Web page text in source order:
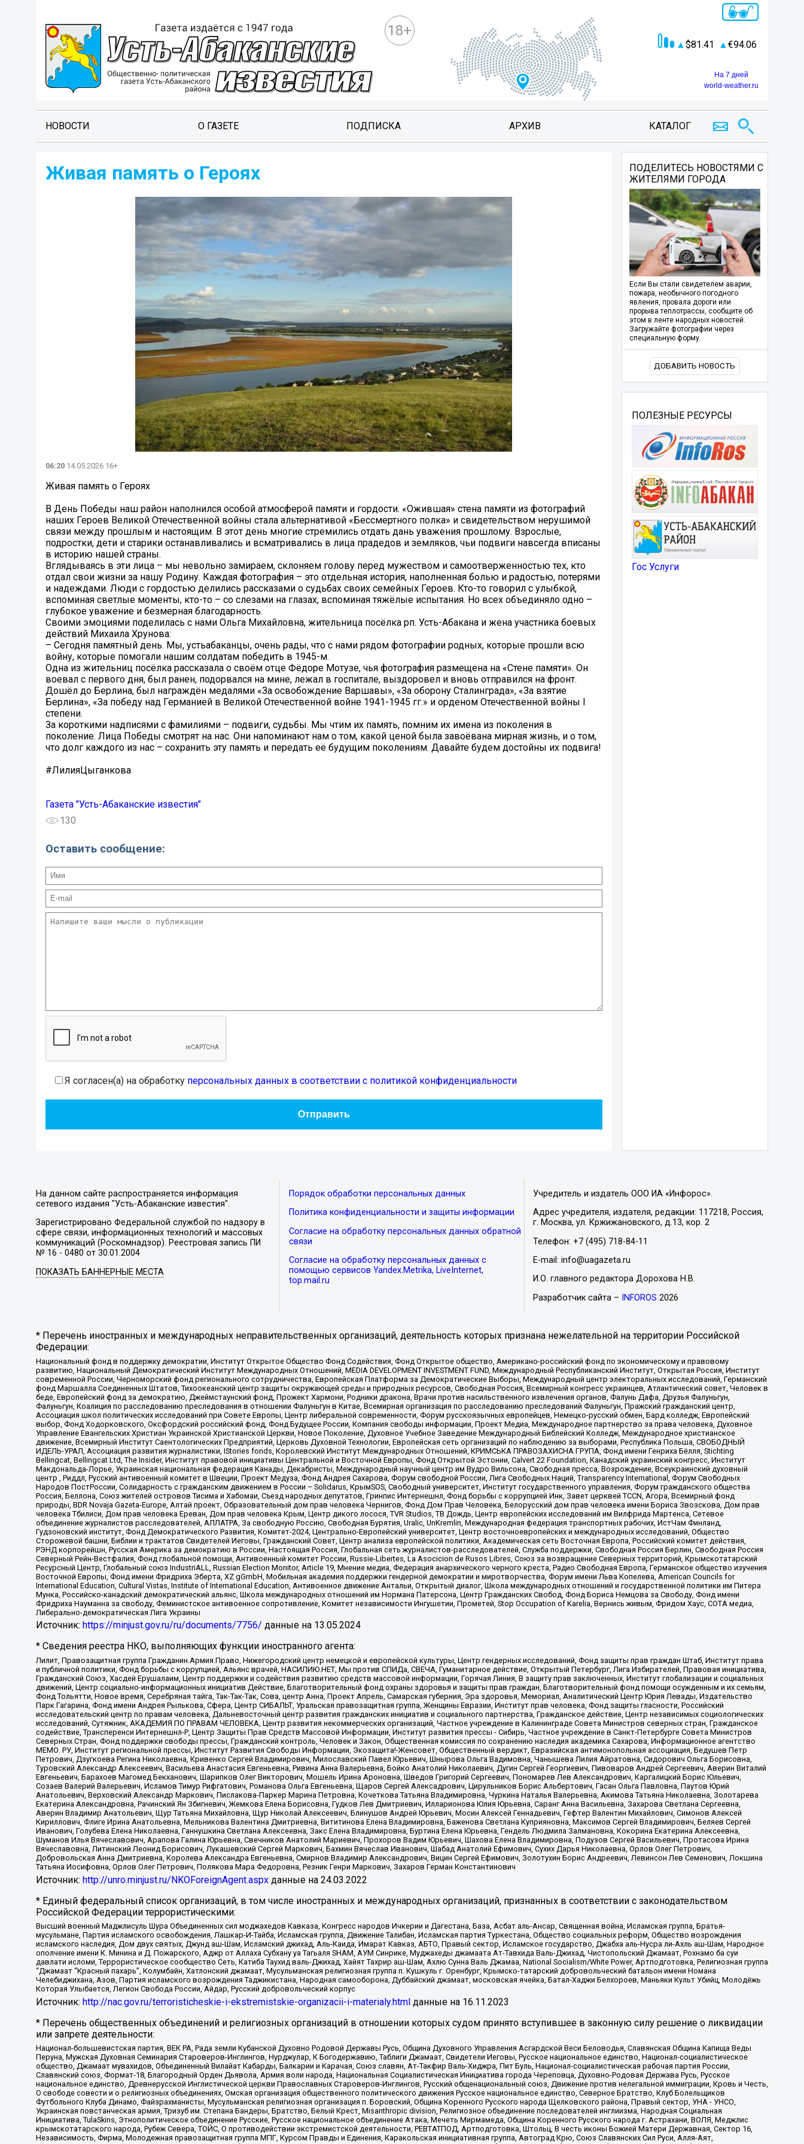
18+
81.41 94.06
На 7 дней
world-weather.ru
НОВОСТИ О ГАЗЕТЕ ПОДПИСКА АРХИВ КАТАЛОГ
Живая память о Героях
06:20 14.05.2026 16+
Живая память о Героях
В День Победы наш район наполнился особой атмосферой памяти и гордости. «Ожившая» стена памяти из фотографий
наших Героев Великой Отечественной войны стала альтернативой «Бессмертного полка» и свидетельством нерушимой
связи между прошлым и настоящим. В этот день многие стремились отдать дань уважения прошлому. Взрослые,
подростки, дети и старики останавливались и всматривались в лица прадедов и земляков, чьи подвиги навсегда вписаны
в историю нашей страны.
Вглядываясь в эти лица – мы невольно замираем, склоняем голову перед мужеством и самоотверженностью тех, кто
отдал свои жизни за нашу Родину. Каждая фотография – это отдельная история, наполненная болью и радостью, потерями
и надеждами. Люди с гордостью делились рассказами о судьбах своих семейных Героев. Кто-то говорил с улыбкой,
вспоминая светлые моменты, кто-то – со слезами на глазах, вспоминая тяжёлые испытания. Но всех объединяло одно –
глубокое уважение и безмерная благодарность.
Своими эмоциями поделилась с нами Ольга Михайловна, жительница посёлка рп. Усть-Абакана и жена участника боевых
действий Михаила Хрунова:
– Сегодня памятный день. Мы, устьабаканцы, очень рады, что с нами рядом фотографии родных, которые прошли всю
войну, которые помогали нашим солдатам победить в 1945-м.
Одна из жительниц посёлка рассказала о своём отце Фёдоре Мотузе, чья фотография размещена на «Стене памяти». Он
воевал с первого дня, был ранен, подорвался на мине, лежал в госпитале, выздоровел и вновь отправился на фронт.
Дошёл до Берлина, был награждён медалями «За освобождение Варшавы», «За оборону Сталинграда», «За взятие
Берлина», «За победу над Германией в Великой Отечественной войне 1941-1945 гг.» и орденом Отечественной войны I
степени.
За короткими надписями с фамилиями – подвиги, судьбы. Мы чтим их память, помним их имена из поколения в
поколение. Лица Победы смотрят на нас. Они напоминают нам о том, какой ценой была завоёвана мирная жизнь, и о том,
что долг каждого из нас – сохранить эту память и передать её будущим поколениям. Давайте будем достойны их подвига!
#ЛилияЦыганкова
Газета "Усть-Абаканские известия"
130
Оставить сообщение:
Я согласен(а) на обработку персональных данных в соответствии с политикой конфиденциальности
ПОДЕЛИТЕСЬ НОВОСТЯМИ С
ЖИТЕЛЯМИ ГОРОДА
Если Вы стали свидетелем аварии,
пожара, необычного погодного
явления, провала дороги или
прорыва теплотрассы, сообщите об
этом в ленте народных новостей.
Загружайте фотографии через
специальную форму.
ДОБАВИТЬ НОВОСТЬ
ПОЛЕЗНЫЕ РЕСУРСЫ
Гос Услуги
На данном сайте распространяется информация
сетевого издания "Усть-Абаканские известия".
Зарегистрировано Федеральной службой по надзору в
сфере связи, информационных технологий и массовых
коммуникаций (Роскомнадзор). Реестровая запись ПИ
№ 16 - 0480 от 30.01.2004
ПОКАЗАТЬ БАННЕРНЫЕ МЕСТА
Порядок обработки персональных данных
Политика конфиденциальности и защиты информации
Согласие на обработку персональных данных обратной
связи
Согласие на обработку персональных данных с
помощью сервисов Yandex.Metrika, LiveInternet,
top.mail.ru
Учредитель и издатель ООО ИА «Инфорос».
Адрес учредителя, издателя, редакции: 117218, Россия,
г. Москва, ул. Кржижановского, д.13, кор. 2
Телефон: +7 (495) 718-84-11
E-mail: info@uagazeta.ru
И.О. главного редактора Дорохова Н.В.
Разработчик сайта –
INFOROS 2026
* Перечень иностранных и международных неправительственных организаций, деятельность которых признана нежелательной на территории Российской
Федерации:
Национальный фонд в поддержку демократии, Институт Открытое Общество Фонд Содействия, Фонд Открытое общество, Американо-российский фонд по экономическому и правовому
развитию, Национальный Демократический Институт Международных Отношений, MEDIA DEVELOPMENT INVESTMENT FUND, Международный Республиканский Институт, Открытая Россия, Институт
современной России, Черноморский фонд регионального сотрудничества, Европейская Платформа за Демократические Выборы, Международный центр электоральных исследований, Германский
фонд Маршалла Соединенных Штатов, Тихоокеанский центр защиты окружающей среды и природных ресурсов, Свободная Россия, Всемирный конгресс украинцев, Атлантический совет, Человек в
беде, Европейский фонд за демократию, Джеймстаунский фонд, Прожект Хармони, Родники дракона, Врачи против насильственного извлечения органов, Фалунь Дафа, Друзья Фалуньгун,
Фалуньгун, Коалиция по расследованию преследования в отношении Фалуньгун в Китае, Всемирная организация по расследованию преследований Фалуньгун, Пражский гражданский центр,
Ассоциация школ политических исследований при Совете Европы, Центр либеральной современности, Форум русскоязычных европейцев, Немецко-русский обмен, Бард колледж, Европейский
выбор, Фонд Ходорковского, Оксфордский российский фонд, Фонд Будущее России, Компания свободы информации, Проект Медиа, Международное партнерство за права человека, Духовное
Управление Евангельских Христиан Украинской Христианской Церкви, Новое Поколение, Духовное Учебное Заведение Международный Библейский Колледж, Международное христианское
движение, Всемирный Институт Саентологических Предприятий, Церковь Духовной Технологии, Европейская сеть организаций по наблюдению за выборами, Республика Польша, СВОБОДНЫЙ
ИДЕЛЬ-УРАЛ, Ассоциация развития журналистики, IStories fonds, Королевский Институт Международных Отношений, КРИМСЬКА ПРАВОЗАХИСНА ГРУПА, Фонд имени Генриха Бёлля, Stichting
Bellingcat, Bellingcat Ltd, The Insider, Институт правовой инициативы Центральной и Восточной Европы, Фонд Открытой Эстонии, Calvert 22 Foundation, Канадский украинский конгресс, Институт
Макдональда-Лорье, Украинская национальная федерация Канады, Декабристы, Международный научный центр им Вудро Вильсона, Свободная пресса, Возрождение, Всеукраинский духовный
центр , Риддл, Русский антивоенный комитет в Швеции, Проект Медуза, Фонд Андрея Сахарова, Форум свободной России, Лига Свободных Наций, Transparеncy International, Форум Свободных
Народов ПостРоссии, Солидарность с гражданским движением в России – Solidarus, КрымSOS, Свободный университет, Институт государственного управления, Форум гражданского общества
Россия, Беллона, Союз жителей островов Тисима и Хабомаи, Съезд народных депутатов, Гринпис Интернешнл, Фонд борьбы с коррупцией Инк, Завет церквей TCCN, Агора, Всемирный фонд
природы, BDR Novaja Gazeta-Europe, Алтай проект, Образовательный дом прав человека Чернигов, Фонд Дом Прав Человека, Белорусский дом прав человека имени Бориса Звозскова, Дом прав
человека Тбилиси, Дом прав человека Ереван, Дом прав человека Крым, Центр дикого лосося, TVR Studios, ТВ Дождь, Центр европейских исследований им Вилфрида Мартенса, Сетевое
объединение журналистов расследователей, АЛЛАТРА, За свободную Россию, Свободная Бурятия, Uralic, UnKremlin, Международная федерация транспортных рабочих, ИстЧам Финланд,
Гудзоновский институт, Фонд Демократического Развития, Комитет-2024, Центрально-Европейский университет, Центр восточноевропейских и международных исследований, Общество
Сторожевой башни, Библии и трактатов Свидетелей Иеговы, Гражданский Совет, Центр анализа европейской политики, Академическая сеть Восточная Европа, Российский комитет действия,
РЭНД корпорейшн, Русская Америка за демократию в России, Настоящая Россия, Глобальная сеть журналистов-расследователей, Служба поддержки, Свободная Россия Берлин, Свободная Россия
Северный Рейн-Вестфалия, Фонд глобальной помощи, Антивоенный комитет России, Russie-Libertes, La Asocicion de Rusos Libres, Союз за возвращение Северных территорий, Крымскотатарский
Ресурсный Центр, Глобальный союз IndustriALL, Russian Election Monitor, Article 19, Мнение медиа, Федерация анархического черного креста, Радио Свободная Европа, Германское общество изучения
Восточной Европы, Фонд имени Фридриха Эберта, XZ gGmbH, Мобильная академия поддержки гендерной демократии и миротворчества, Форум имени Льва Копелева, American Councils for
International Education, Cultural Vistas, Institute of International Education, Антивоенное движение Антальи, Открытый диалог, Школа международных отношений и государственной политики им Питера
Мунка, Российско-канадский демократический альянс, Школа международных отношений им Нормана Патерсона, Центр Гражданских Свобод, Фонд Бориса Немцова за Свободу, Фонд имени
Фридриха Науманна за свободу, Феминистское антивоенное сопротивление, Комитет независимости Ингушетии, Прометей, Stop Occupation of Karelia, Вернись живым, Фридом Хаус, СОТА медиа,
Либерально-демократическая Лига Украины
Источник: https://minjust.gov.ru/ru/documents/7756/ данные на 13.05.2024
* Сведения реестра НКО, выполняющих функции иностранного агента:
Лилит, Правозащитная группа Гражданин.Армия.Право, Нижегородский центр немецкой и европейской культуры, Центр гендерных исследований, Фонд защиты прав граждан Штаб, Институт права
и публичной политики, Фонд борьбы с коррупцией, Альянс врачей, НАСИЛИЮ.НЕТ, Мы против СПИДа, СВЕЧА, Гуманитарное действие, Открытый Петербург, Лига Избирателей, Правовая инициатива,
Гражданский Союз, Хасдей Ерушалаим, Центр поддержки и содействия развитию средств массовой информации, Горячая Линия, В защиту прав заключенных, Институт глобализации и социальных
движений, Центр социально-информационных инициатив Действие, Благотворительный фонд охраны здоровья и защиты прав граждан, Благотворительный фонд помощи осужденным и их семьям,
Фонд Тольятти, Новое время, Серебряная тайга, Так-Так-Так, Сова, центр Анна, Проект Апрель, Самарская губерния, Эра здоровья, Мемориал, Аналитический Центр Юрия Левады, Издательство
Парк Гагарина, Фонд имени Андрея Рылькова, Сфера, Центр СИБАЛЬТ, Уральская правозащитная группа, Женщины Евразии, Институт прав человека, Фонд защиты гласности, Российский
исследовательский центр по правам человека, Дальневосточный центр развития гражданских инициатив и социального партнерства, Гражданское действие, Центр независимых социологических
исследований, Сутяжник, АКАДЕМИЯ ПО ПРАВАМ ЧЕЛОВЕКА, Центр развития некоммерческих организаций, Частное учреждение в Калининграде Совета Министров северных стран, Гражданское
содействие, Трансперенси Интернешнл-Р, Центр Защиты Прав Средств Массовой Информации, Институт развития прессы - Сибирь, Частное учреждение в Санкт-Петербурге Совета Министров
Северных Стран, Фонд поддержки свободы прессы, Гражданский контроль, Человек и Закон, Общественная комиссия по сохранению наследия академика Сахарова, Информационное агентство
МЕМО. РУ, Институт региональной прессы, Институт Развития Свободы Информации, Экозащита!-Женсовет, Общественный вердикт, Евразийская антимонопольная ассоциация, Бедушев Петр
Петрович, Дзугкоева Регина Николаевна, Кривенко Сергей Владимирович, Милославский Павел Юрьевич, Шнырова Ольга Вадимовна, Чанышева Лилия Айратовна, Сидорович Ольга Борисовна,
Туровский Александр Алексеевич, Васильева Анастасия Евгеньевна, Ривина Анна Валерьевна, Бойко Анатолий Николаевич, Дугин Сергей Георгиевич, Пивоваров Андрей Сергеевич, Аверин Виталий
Евгеньевич, Барахоев Магомед Бекханович, Шарипков Олег Викторович, Мошель Ирина Ароновна, Шведов Григорий Сергеевич, Пономарев Лев Александрович, Каргалицкий Борис Юльевич,
Созаев Валерий Валерьевич, Исламов Тимур Рифгатович, Романова Ольга Евгеньевна, Щаров Сергей Алексадрович, Цирульников Борис Альбертович, Гасан Ольга Павловна, Паутов Юрий
Анатольевич, Верховский Александр Маркович, Пислакова-Паркер Марина Петровна, Кочеткова Татьяна Владимировна, Чуркина Наталья Валерьевна, Акимова Татьяна Николаевна, Золотарева
Екатерина Александровна, Рачинский Ян Збигневич, Жемкова Елена Борисовна, Гудков Лев Дмитриевич, Илларионова Юлия Юрьевна, Саранг Анна Васильевна, Захарова Светлана Сергеевна,
Аверин Владимир Анатольевич, Щур Татьяна Михайловна, Щур Николай Алексеевич, Блинушов Андрей Юрьевич, Мосин Алексей Геннадьевич, Гефтер Валентин Михайлович, Симонов Алексей
Кириллович, Флиге Ирина Анатольевна, Мельникова Валентина Дмитриевна, Вититинова Елена Владимировна, Баженова Светлана Куприяновна, Максимов Сергей Владимирович, Беляев Сергей
Иванович, Голубева Елена Николаевна, Ганнушкина Светлана Алексеевна, Закс Елена Владимировна, Буртина Елена Юрьевна, Гендель Людмила Залмановна, Кокорина Екатерина Алексеевна,
Шуманов Илья Вячеславович, Арапова Галина Юрьевна, Свечников Анатолий Мариевич, Прохоров Вадим Юрьевич, Шахова Елена Владимировна, Подузов Сергей Васильевич, Протасова Ирина
Вячеславовна, Литинский Леонид Борисович, Лукашевский Сергей Маркович, Бахмин Вячеслав Иванович, Шабад Анатолий Ефимович, Сухих Дарья Николаевна, Орлов Олег Петрович,
Добровольская Анна Дмитриевна, Королева Александра Евгеньевна, Смирнов Владимир Александрович, Вицин Сергей Ефимович, Золотухин Борис Андреевич, Левинсон Лев Семенович, Локшина
Татьяна Иосифовна, Орлов Олег Петрович, Полякова Мара Федоровна, Резник Генри Маркович, Захаров Герман Константинович
Источник: http://unro.minjust.ru/NKOForeignAgent.aspx данные на 24.03.2022
* Единый федеральный список организаций, в том числе иностранных и международных организаций, признанных в соответствии с законодательством
Российской Федерации террористическими:
Высший военный Маджлисуль Шура Объединенных сил моджахедов Кавказа, Конгресс народов Ичкерии и Дагестана, База, Асбат аль-Ансар, Священная война, Исламская группа, Братья-
мусульмане, Партия исламского освобождения, Лашкар-И-Тайба, Исламская группа, Движение Талибан, Исламская партия Туркестана, Общество социальных реформ, Общество возрождения
исламского наследия, Дом двух святых, Джунд аш-Шам, Исламский джихад, Аль-Каида, Имарат Кавказ, АБТО, Правый сектор, Исламское государство, Джабха аль-Нусра ли-Ахль аш-Шам, Народное
ополчение имени К. Минина и Д. Пожарского, Аджр от Аллаха Субхану уа Тагьаля SHAM, АУМ Синрике, Муджахеды джамаата Ат-Тавхида Валь-Джихад, Чистопольский Джамаат, Рохнамо ба суи
давлати исломи, Террористическое сообщество Сеть, Катиба Таухид валь-Джихад, Хайят Тахрир аш-Шам, Ахлю Сунна Валь Джамаа, National Socialism/White Power, Артподготовка, Религиозная группа
“Джамаат “Красный пахарь”, Колумбайн, Хатлонский джамаат, Мусульманская религиозная группа п. Кушкуль г. Оренбург, Крымско-татарский добровольческий батальон имени Номана
Челебиджихана, Азов, Партия исламского возрождения Таджикистана, Народная самооборона, Дуббайский джамаат, московская ячейка, Батал-Хаджи Белхороев, Маньяки Культ Убийц, Молодёжь
Которая Улыбается, Легион Свобода России, Айдар, Русский добровольческий корпус
Источник: http://nac.gov.ru/terroristicheskie-i-ekstremistskie-organizacii-i-materialy.html данные на 16.11.2023
* Перечень общественных объединений и религиозных организаций в отношении которых судом принято вступившее в законную силу решение о ликвидации
или запрете деятельности:
Национал-большевистская партия, ВЕК РА, Рада земли Кубанской Духовно Родовой Державы Русь, Община Духовного Управления Асгардской Веси Беловодья, Славянская Община Капища Веды
Перуна, Мужская Духовная Семинария Староверов-Инглингов, Нурджулар, К Богодержавию, Таблиги Джамаат, Свидетели Иеговы, Русское национальное единство, Национал-социалистическое
общество, Джамаат мувахидов, Объединенный Вилайат Кабарды, Балкарии и Карачая, Союз славян, Ат-Такфир Валь-Хиджра, Пит Буль, Национал-социалистическая рабочая партия России,
Славянский союз, Формат-18, Благородный Орден Дьявола, Армия воли народа, Национальная Социалистическая Инициатива города Череповца, Духовно-Родовая Держава Русь, Русское
национальное единство, Древнерусской Инглистической церкви Православных Староверов-Инглингов, Русский общенациональный союз, Движение против нелегальной иммиграции, Кровь и Честь,
О свободе совести и о религиозных объединениях, Омская организация общественного политического движения Русское национальное единство, Северное Братство, Клуб Болельщиков
Футбольного Клуба Динамо, Файзрахманисты, Мусульманская религиозная организация п. Боровский, Община Коренного Русского народа Щелковского района, Правый сектор, УНА - УНСО,
Украинская повстанческая армия, Тризуб им. Степана Бандеры, Братство, Белый Крест, Misanthropic division, Религиозное объединение последователей инглиизма, Народная Социальная
Инициатива, TulaSkins, Этнополитическое объединение Русские, Русское национальное объединение Атака, Мечеть Мирмамеда, Община Коренного Русского народа г. Астрахани, ВОЛЯ, Меджлис
крымскотатарского народа, Рубеж Севера, ТОЙС, О противодействии экстремистской деятельности, РЕВТАТПОД, Артподготовка, Штольц, В честь иконы Божией Матери Державная, Сектор 16,
Независимость, Фирма, Молодежная правозащитная группа МПГ, Курсом Правды и Единения, Каракольская инициативная группа, Автоград Крю, Союз Славянских Сил Руси, Алля-Аят,